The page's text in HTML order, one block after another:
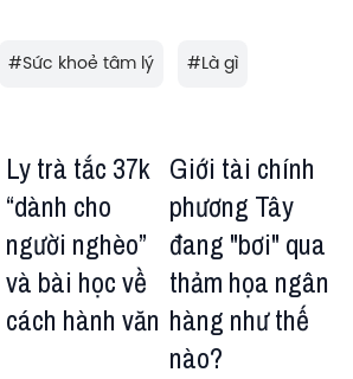
#Sức khoẻ tâm lý #Là gì
Ly trà tắc 37k
“dành cho
người nghèo”
và bài học về
cách hành văn
Giới tài chính
phương Tây
đang "bơi" qua
thảm họa ngân
hàng như thế
nào?